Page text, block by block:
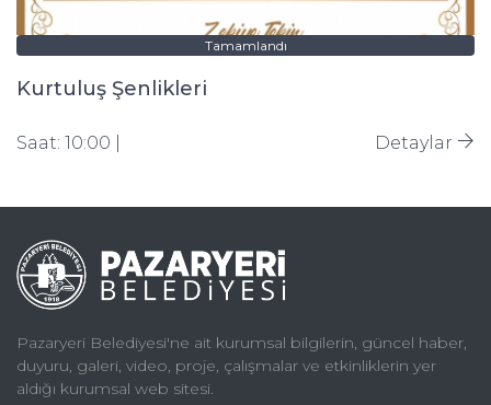
Tamamlandı
Kurtuluş Şenlikleri
Saat: 10:00 | Detaylar
Pazaryeri Belediyesi'ne ait kurumsal bilgilerin, güncel haber,
duyuru, galeri, video, proje, çalışmalar ve etkinliklerin yer
aldığı kurumsal web sitesi.